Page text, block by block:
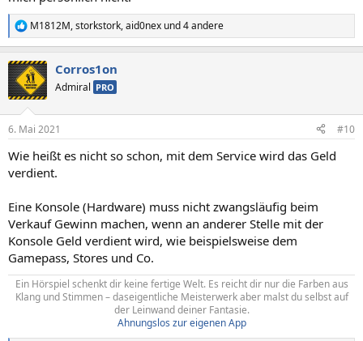
R
e
k
t
i
e
:
M1812M,storkstork,aid0nex und 4 andere
Corros1on
Admiral PRO
6. Mai 2021 #10
Wie heißt es nicht so schon, mit dem Service wird das Geld
verdient.
Eine Konsole (Hardware) muss nicht zwangsläufig beim
Verkauf Gewinn machen, wenn an anderer Stelle mit der
Konsole Geld verdient wird, wie beispielsweise dem
Gamepass, Stores und Co.
Ein Hörspiel schenkt dir keine fertige Welt. Es reicht dir nur die Farben aus
Klang und Stimmen – daseigentliche Meisterwerk aber malst du selbst auf
der Leinwand deiner Fantasie.
Ahnungslos zur eigenen App